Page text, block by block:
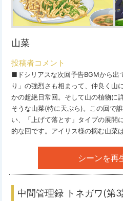
山菜
投稿者コメント
■ドシリアスな次回予告BGMから出
り」の強烈さも相まって、仲良く山
かの超絶日常回。そして山の植物に
そうな山菜(特に天ぷら)。この回で
い、「上げて落とす」タイプの展開
的な回です。アイリス様の摘む山菜
シーンを再
中間管理録 トネガワ(第3